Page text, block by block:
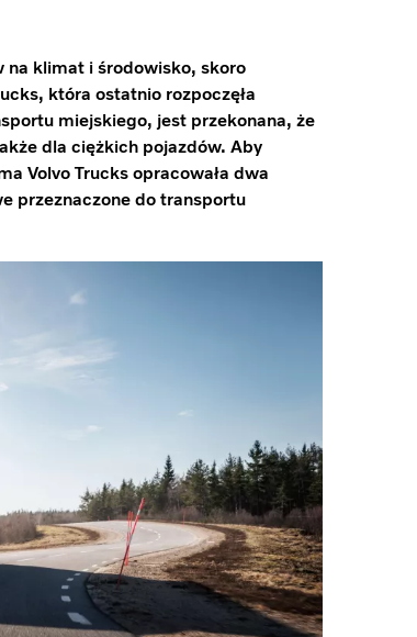
na klimat i środowisko, skoro
która ostatnio rozpoczęła
miejskiego, jest przekonana, że
dla ciężkich pojazdów. Aby
Volvo Trucks opracowała dwa
przeznaczone do transportu